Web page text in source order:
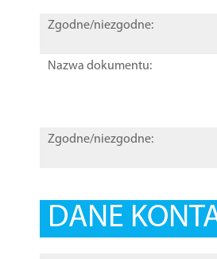
Zgodne/niezgodne:
Nazwa dokumentu:
Zgodne/niezgodne:
DANE